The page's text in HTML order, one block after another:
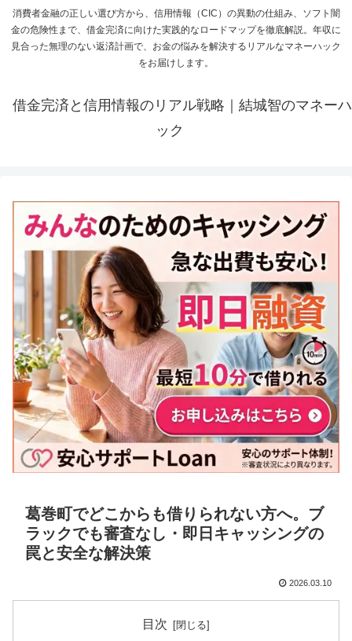
消費者金融の正しい選び方から、信用情報（CIC）の異動の仕組み、ソフト闇
金の危険性まで、借金完済に向けた実践的なロードマップを徹底解説。年収に
見合った無理のない返済計画で、お金の悩みを解決するリアルなマネーハック
をお届けします。
借金完済と信用情報のリアル戦略｜結城智のマネーハ
ック
葛巻町でどこからも借りられない方へ。ブ
ラックでも審査なし・即日キャッシングの
罠と安全な解決策
2026.03.10
目次